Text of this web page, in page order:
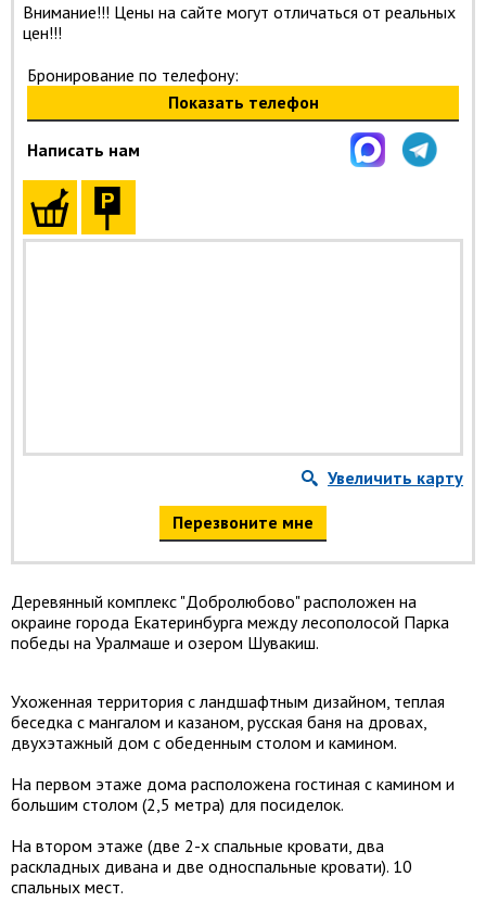
Внимание!!! Цены на сайте могут отличаться от реальных
цен!!!
Бронирование по телефону:
Показать телефон
Написать нам
Увеличить карту
Перезвоните мне
Деревянный комплекс "Добролюбово" расположен на
окраине города Екатеринбурга между лесополосой Парка
победы на Уралмаше и озером Шувакиш.
​Ухоженная территория с ландшафтным дизайном, теплая
беседка с мангалом и казаном, русская баня на дровах,
двухэтажный дом с обеденным столом и камином.
На первом этаже дома расположена гостиная с камином и
большим столом (2,5 метра) для посиделок.
На втором этаже (две 2-х спальные кровати, два
раскладных дивана и две односпальные кровати). 10
спальных мест.